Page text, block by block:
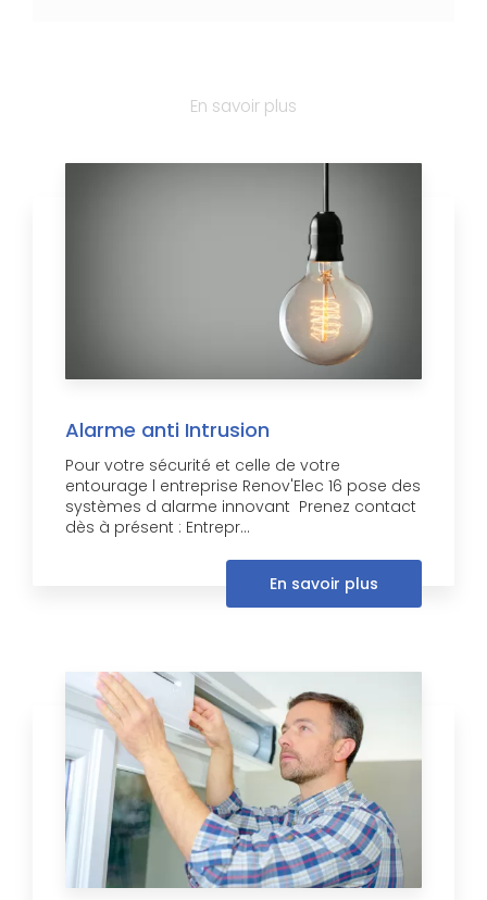
En savoir plus
Alarme anti Intrusion
Pour votre sécurité et celle de votre
entourage l entreprise Renov'Elec 16 pose des
systèmes d alarme innovant Prenez contact
dès à présent : Entrepr...
En savoir plus